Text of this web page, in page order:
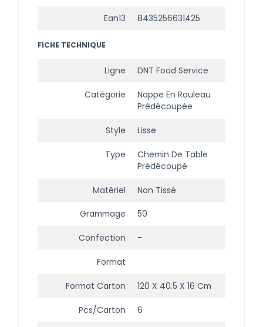
Ean13 8435256631425
FICHE TECHNIQUE
Ligne DNT Food Service
Catégorie
Nappe En Rouleau
Prédécoupée
Style Lisse
Type
Chemin De Table
Prédécoupé
Matériel Non Tissé
Grammage 50
Confection -
Format
Format Carton 120 X 40.5 X 16 Cm
Pcs/carton 6